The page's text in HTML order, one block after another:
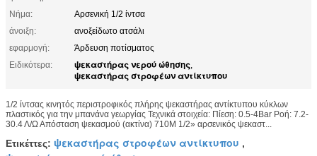
Νήμα:
Αρσενική 1/2 ίντσα
άνοιξη:
ανοξείδωτο ατσάλι
εφαρμογή:
Άρδευση ποτίσματος
Ειδικότερα:
ψεκαστήρας νερού ώθησης,
ψεκαστήρας στροφέων αντίκτυπου
1/2 ίντσας κινητός περιστροφικός πλήρης ψεκαστήρας αντίκτυπου κύκλων
πλαστικός για την μπανάνα γεωργίας Τεχνικά στοιχεία: Πίεση: 0.5-4Bar Ροή: 7.2-
30.4 Λ/Ω Απόσταση ψεκασμού (ακτίνα) 710M 1/2» αρσενικός ψεκαστ...
Ετικέττες: ψεκαστήρας στροφέων αντίκτυπου ,